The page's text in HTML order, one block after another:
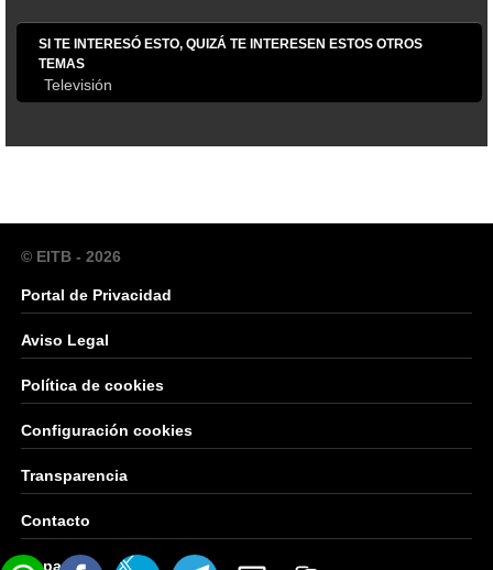
SI TE INTERESÓ ESTO, QUIZÁ TE INTERESEN ESTOS OTROS
TEMAS
Televisión
© EITB - 2026
Portal de Privacidad
Aviso Legal
Política de cookies
Configuración cookies
Transparencia
Contacto
Mapa Web